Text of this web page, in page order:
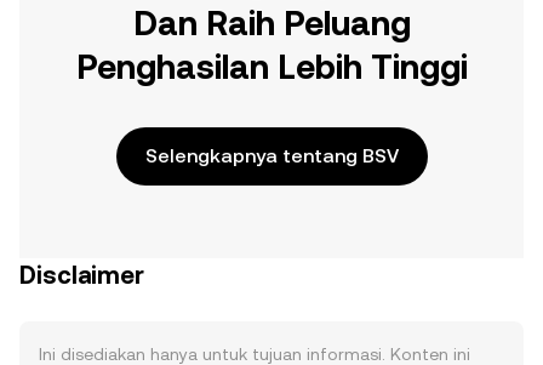
Dan Raih Peluang
Penghasilan Lebih Tinggi
Selengkapnya tentang BSV
Disclaimer
Ini disediakan hanya untuk tujuan informasi. Konten ini